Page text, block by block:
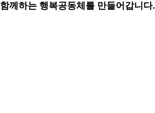
께하는 행복공동체를 만들어갑니다.